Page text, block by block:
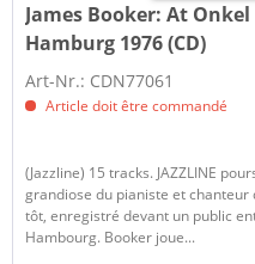
James Booker: At Onkel
Hamburg 1976 (CD)
Art-Nr.: CDN77061
Article doit être commandé
(Jazzline) 15 tracks. JAZZLINE
grandiose du pianiste et chanteur
tôt, enregistré devant un public
Hambourg. Booker joue...